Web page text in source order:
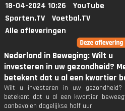
18-04-2024 10:26
YouTube
Sporten.TV
Voetbal.TV
Alle afleveringen
Nederland in Beweging: Wilt u
investeren in uw gezondheid?
betekent dat u al een kwartier
Wilt u investeren in uw gezondheid?
betekent dat u al een kwartier
aanbevolen dagelijkse half uur.